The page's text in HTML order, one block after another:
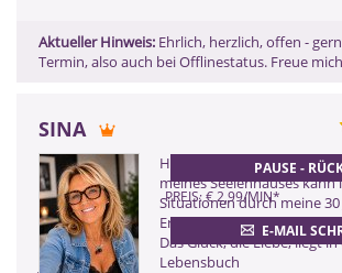
Aktueller Hinweis: Ehrlich, herzlich, offen -
Termin, also auch bei Offlinestatus. Freue
SINA
PAUSE -
PREIS: € 2,99/MIN*
E-MAIL
ZURÜCK
HERZFLÜSTERIN aus der
meines Seelenhauses kann
Situationen durch meine 30
Erfahrung meine helfende
Das Glück, die Liebe, liegt
Lebensbuch